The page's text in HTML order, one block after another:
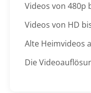
Videos von 480p
Videos von HD
Alte Heimvideos
Die